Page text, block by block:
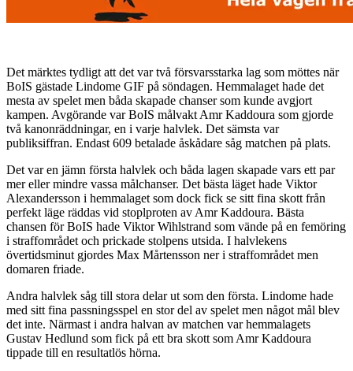
Det märktes tydligt att det var två försvarsstarka lag som möttes när
BoIS gästade Lindome GIF på söndagen. Hemmalaget hade det
mesta av spelet men båda skapade chanser som kunde avgjort
kampen. Avgörande var BoIS målvakt Amr Kaddoura som gjorde
två kanonräddningar, en i varje halvlek. Det sämsta var
publiksiffran. Endast 609 betalade åskådare såg matchen på plats.
Det var en jämn första halvlek och båda lagen skapade vars ett par
mer eller mindre vassa målchanser. Det bästa läget hade Viktor
Alexandersson i hemmalaget som dock fick se sitt fina skott från
perfekt läge räddas vid stoplproten av Amr Kaddoura. Bästa
chansen för BoIS hade Viktor Wihlstrand som vände på en femöring
i straffområdet och prickade stolpens utsida. I halvlekens
övertidsminut gjordes Max Mårtensson ner i straffområdet men
domaren friade.
Andra halvlek såg till stora delar ut som den första. Lindome hade
med sitt fina passningsspel en stor del av spelet men något mål blev
det inte. Närmast i andra halvan av matchen var hemmalagets
Gustav Hedlund som fick på ett bra skott som Amr Kaddoura
tippade till en resultatlös hörna.